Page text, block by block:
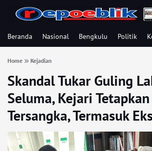
Beranda Nasional Bengkulu Politik
Home Kejadian
Skandal Tukar Guling
Seluma, Kejari
Tersangka, Termasuk